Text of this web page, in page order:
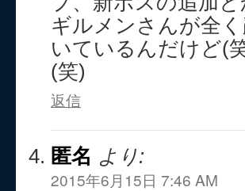
ギルメンさんが全
いているんだけど(
(笑)
返信
匿名 より:
2015年6月15日 7:46 AM